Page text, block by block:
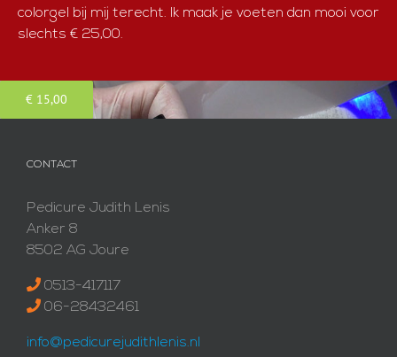
colorgel bij mij terecht. Ik maak je voeten dan mooi voor
slechts € 25,00.
€ 15,00
CONTACT
Pedicure Judith Lenis
Anker 8
8502 AG Joure
0513-417117
06-28432461
info@pedicurejudithlenis.nl